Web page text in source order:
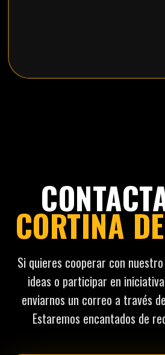
CORTINA
Si quieres cooperar con
ideas o participar en
enviarnos un correo a través
Estaremos encantados de